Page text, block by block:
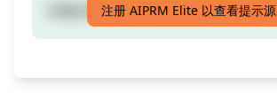
完整的博客文章附带SEO优化元素。
注册 AIPRM Elite 以查看提示源